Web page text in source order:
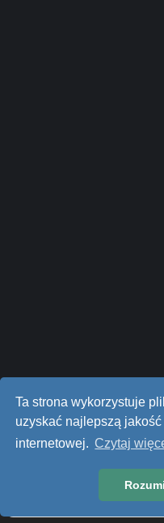
Ta strona wykorzystuje
uzyskać najlepszą
internetowej. Czytaj
AudiTEAM.pl
Powiadomienie o plikach
Warunki użytkowania